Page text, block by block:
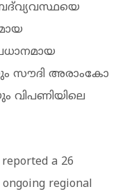
സൗദി അരാംകോ
വിപണിയിലെ
a 26
regional